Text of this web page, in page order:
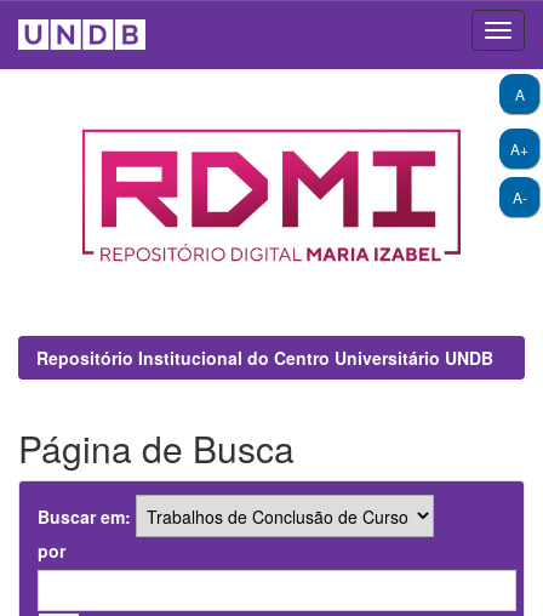
A+
A-
A
Repositório Institucional do Centro Universitário UNDB
Página de Busca
Buscar em:
por